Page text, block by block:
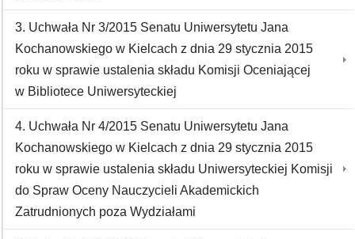
3. Uchwała Nr 3/2015 Senatu Uniwersytetu Jana
Kochanowskiego w Kielcach z dnia 29 stycznia 2015
roku w sprawie ustalenia składu Komisji Oceniającej
w Bibliotece Uniwersyteckiej
4. Uchwała Nr 4/2015 Senatu Uniwersytetu Jana
Kochanowskiego w Kielcach z dnia 29 stycznia 2015
roku w sprawie ustalenia składu Uniwersyteckiej Komisji
do Spraw Oceny Nauczycieli Akademickich
Zatrudnionych poza Wydziałami